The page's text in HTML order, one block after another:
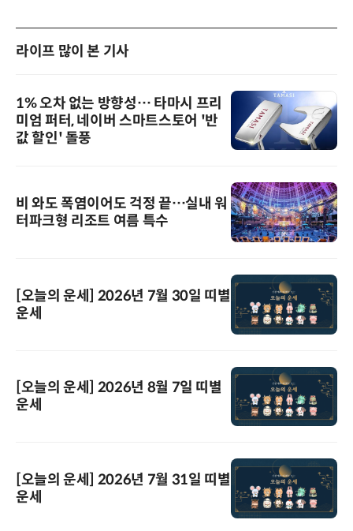
라이프 많이 본 기사
1% 오차 없는 방향성… 타마시 프리
미엄 퍼터, 네이버 스마트스토어 '반
값 할인' 돌풍
비 와도 폭염이어도 걱정 끝…실내 워
터파크형 리조트 여름 특수
[오늘의 운세] 2026년 7월 30일 띠별
운세
[오늘의 운세] 2026년 8월 7일 띠별
운세
[오늘의 운세] 2026년 7월 31일 띠별
운세